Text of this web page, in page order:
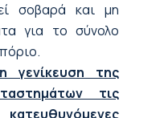
σοβαρά και μη
για το σύνολο
γενίκευση της
τις